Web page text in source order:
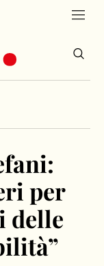
per
delle